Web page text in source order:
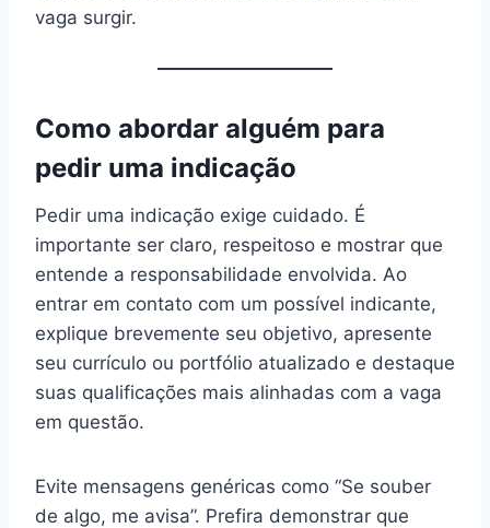
vaga surgir.
Como abordar alguém para
pedir uma indicação
Pedir uma indicação exige cuidado. É
importante ser claro, respeitoso e mostrar que
entende a responsabilidade envolvida. Ao
entrar em contato com um possível indicante,
explique brevemente seu objetivo, apresente
seu currículo ou portfólio atualizado e destaque
suas qualificações mais alinhadas com a vaga
em questão.
Evite mensagens genéricas como “Se souber
de algo, me avisa”. Prefira demonstrar que